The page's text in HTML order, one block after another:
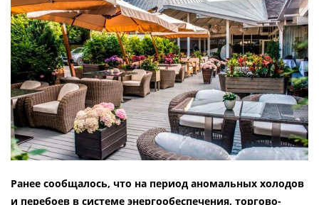
Ранее сообщалось, что на период аномальных холодов
и перебоев в системе энергообеспечения, торгово-